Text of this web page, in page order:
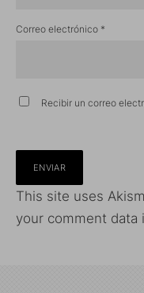
Correo electrónico *
Recibir un correo
This site uses
your comment data